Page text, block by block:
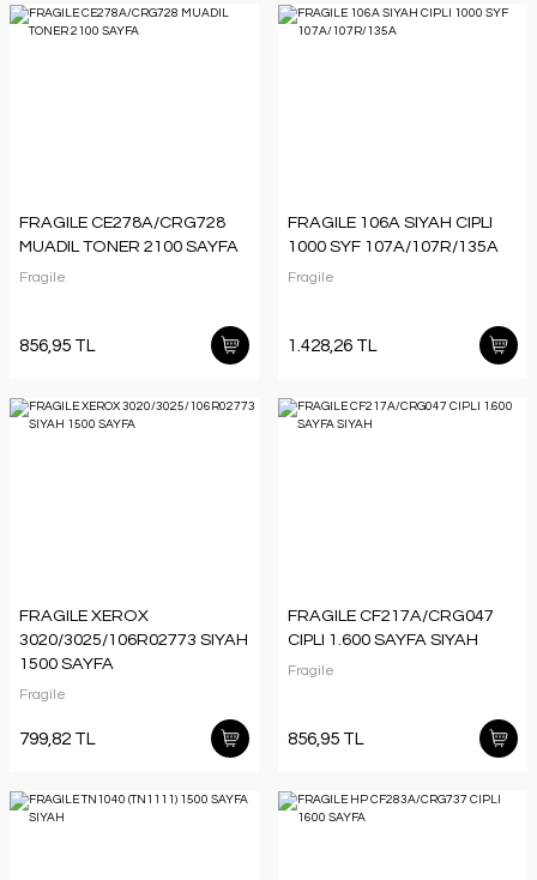
FRAGILE CE278A/CRG728
MUADIL TONER 2100 SAYFA
Fragile
856,95 TL
FRAGILE 106A SIYAH CIPLI
1000 SYF 107A/107R/135A
Fragile
1.428,26 TL
FRAGILE XEROX
3020/3025/106R02773 SIYAH
1500 SAYFA
Fragile
799,82 TL
FRAGILE CF217A/CRG047
CIPLI 1.600 SAYFA SIYAH
Fragile
856,95 TL